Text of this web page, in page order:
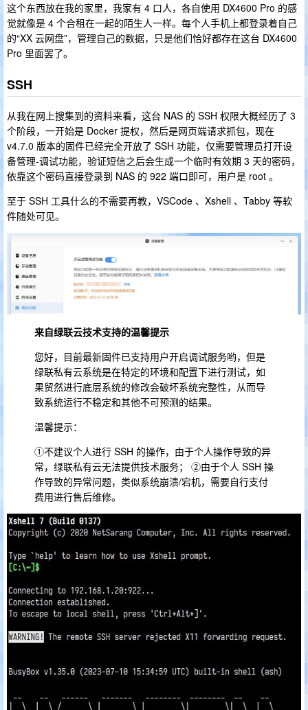
这个东西放在我的家里，我家有 4 口人，各自使用 DX4600 Pro 的感
觉就像是 4 个合租在一起的陌生人一样。每个人手机上都登录着自己
的“XX 云网盘”，管理自己的数据，只是他们恰好都存在这台 DX4600
Pro 里面罢了。
SSH
从我在网上搜集到的资料来看，这台 NAS 的 SSH 权限大概经历了 3
个阶段，一开始是 Docker 提权，然后是网页端请求抓包，现在
v4.7.0 版本的固件已经完全开放了 SSH 功能，仅需要管理员打开设
备管理-调试功能，验证短信之后会生成一个临时有效期 3 天的密码，
依靠这个密码直接登录到 NAS 的 922 端口即可，用户是 root 。
至于 SSH 工具什么的不需要再教，VSCode 、Xshell 、Tabby 等软
件随处可见。
来自绿联云技术支持的温馨提示
您好，目前最新固件已支持用户开启调试服务哟，但是
绿联私有云系统是在特定的环境和配置下进行测试，如
果贸然进行底层系统的修改会破坏系统完整性，从而导
致系统运行不稳定和其他不可预测的结果。
温馨提示：
①不建议个人进行 SSH 的操作，由于个人操作导致的异
常，绿联私有云无法提供技术服务； ②由于个人 SSH 操
作导致的异常问题，类似系统崩溃/宕机，需要自行支付
费用进行售后维修。